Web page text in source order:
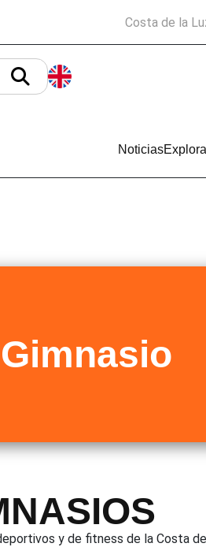
Noticias
Costa de la
Gimnasio
y de fitness de la Costa